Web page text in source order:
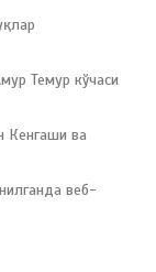
Темур кўчаси
Кенгаши ва
веб-